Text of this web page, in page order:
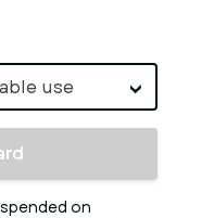
use
on